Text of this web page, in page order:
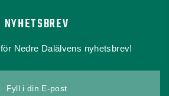
NYHETSBREV
Nedre Dalälvens nyhetsbrev!
Fyll i din E-post